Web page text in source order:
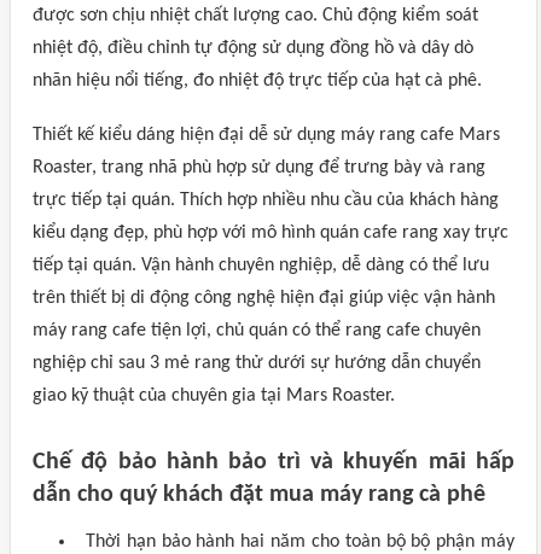
được sơn chịu nhiệt chất lượng cao. Chủ động kiểm soát
nhiệt độ, điều chỉnh tự động sử dụng đồng hồ và dây dò
nhãn hiệu nổi tiếng, đo nhiệt độ trực tiếp của hạt cà phê.
Thiết kế kiểu dáng hiện đại dễ sử dụng máy rang cafe Mars
Roaster, trang nhã phù hợp sử dụng để trưng bày và rang
trực tiếp tại quán. Thích hợp nhiều nhu cầu của khách hàng
kiểu dạng đẹp, phù hợp với mô hình quán cafe rang xay trực
tiếp tại quán. Vận hành chuyên nghiệp, dễ dàng có thể lưu
trên thiết bị di động công nghệ hiện đại giúp việc vận hành
máy rang cafe tiện lợi, chủ quán có thể rang cafe chuyên
nghiệp chỉ sau 3 mẻ rang thử dưới sự hướng dẫn chuyển
giao kỹ thuật của chuyên gia tại Mars Roaster.
Chế độ bảo hành bảo trì và khuyến mãi hấp
dẫn cho quý khách đặt mua máy rang cà phê
Thời hạn bảo hành hai năm cho toàn bộ bộ phận máy